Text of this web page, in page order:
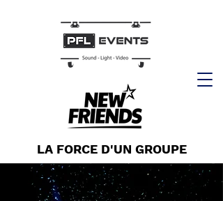
LA FORCE D'UN GROUPE